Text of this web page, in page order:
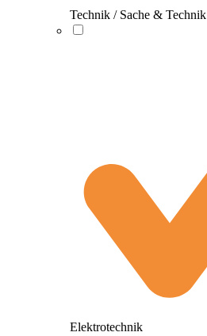
Technik / Sache & Technik
Elektrotechnik